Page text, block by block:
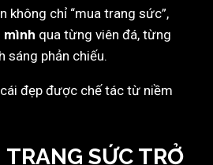
không chỉ “mua trang sức”,
mình qua từng viên đá, từng
sáng phản chiếu.
đẹp được chế tác từ niềm
SỨC TRỞ